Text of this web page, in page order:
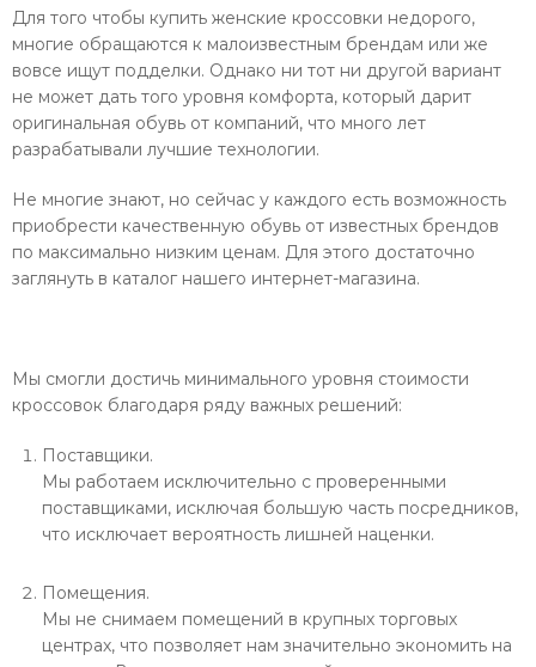
Для того чтобы купить женские кроссовки недорого,
многие обращаются к малоизвестным брендам или же
вовсе ищут подделки. Однако ни тот ни другой вариант
не может дать того уровня комфорта, который дарит
оригинальная обувь от компаний, что много лет
разрабатывали лучшие технологии.
Не многие знают, но сейчас у каждого есть возможность
приобрести качественную обувь от известных брендов
по максимально низким ценам. Для этого достаточно
заглянуть в каталог нашего интернет-магазина.
Мы смогли достичь минимального уровня стоимости
кроссовок благодаря ряду важных решений:
Поставщики.
Мы работаем исключительно с проверенными
поставщиками, исключая большую часть посредников,
что исключает вероятность лишней наценки.
Помещения.
Мы не снимаем помещений в крупных торговых
центрах, что позволяет нам значительно экономить на